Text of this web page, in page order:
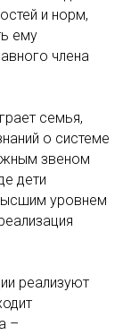
и норм,
ему
члена
семья,
о системе
звеном
дети
уровнем
реализуют
–